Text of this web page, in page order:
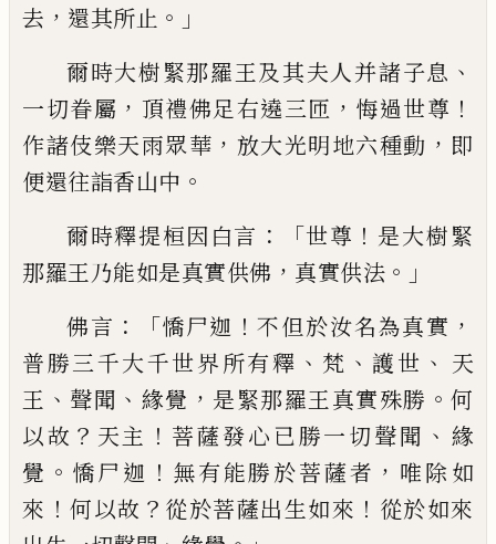
去 ， 還其所止 。」
爾時大樹緊那羅王及其夫人并諸子息 、
一切眷屬 ， 頂禮佛足右遶三匝 ， 悔過世尊 ！
作諸伎樂天雨眾華 ， 放大光明地六種動 ， 即
便還往詣香山中 。
爾時釋提桓因白言 ：「世尊 ！ 是大樹緊
那羅王乃能如是真實供佛 ， 真實供法 。」
佛言 ：「憍尸迦 ！ 不但於汝名為真實 ，
普勝三千大千世界所有釋 、 梵 、 護世 、 天
王 、 聲聞 、 緣覺 ， 是緊那羅王真實殊勝 。 何
以故 ？ 天主 ！ 菩薩發心已勝一切聲聞 、 緣
覺 。 憍尸迦 ！ 無有能勝於菩薩者 ， 唯除如
來 ！ 何以故 ？ 從於菩薩出生如來 ！ 從於如來